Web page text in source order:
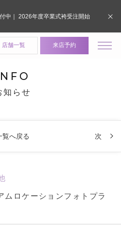
店舗一覧 来店予約
知らせ
覧へ戻る 次
ムロケーションフォトプラ
中｜ 2026年度卒業式袴受注開始